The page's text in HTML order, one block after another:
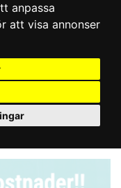
anpassa
att visa annonser